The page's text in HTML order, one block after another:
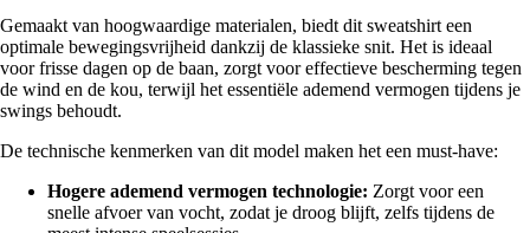
Gemaakt van hoogwaardige materialen, biedt dit sweatshirt een
optimale bewegingsvrijheid dankzij de klassieke snit. Het is ideaal
voor frisse dagen op de baan, zorgt voor effectieve bescherming tegen
de wind en de kou, terwijl het essentiële ademend vermogen tijdens je
swings behoudt.
De technische kenmerken van dit model maken het een must-have:
Hogere ademend vermogen technologie: Zorgt voor een
snelle afvoer van vocht, zodat je droog blijft, zelfs tijdens de